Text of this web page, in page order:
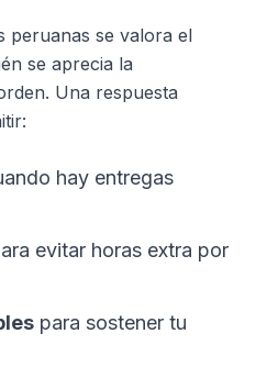
peruanas se valora el
se aprecia la
Una respuesta
hay entregas
evitar horas extra por
para sostener tu